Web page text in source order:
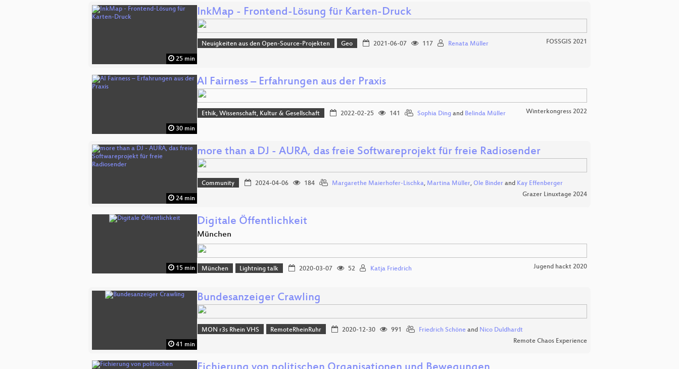
25 min
InkMap - Frontend-Lösung für Karten-Druck
Neuigkeiten aus den Open-Source-Projekten Geo 2021-06-07 117 Renata Müller FOSSGIS 2021
30 min
AI Fairness – Erfahrungen aus der Praxis
Ethik, Wissenschaft, Kultur & Gesellschaft 2022-02-25 141 Sophia Dingand Belinda Müller Winterkongress 2022
24 min
more than a DJ - AURA, das freie Softwareprojekt für freie Radiosender
Community 2024-04-06 184 Margarethe Maierhofer-Lischka, Martina Müller, Ole Binderand Kay Effenberger
Grazer Linuxtage 2024
15 min
Digitale Öffentlichkeit
München
München Lightning talk 2020-03-07 52 Katja Friedrich Jugend hackt 2020
41 min
Bundesanzeiger Crawling
MON r3s Rhein VHS RemoteRheinRuhr 2020-12-30 991 Friedrich Schöneand Nico Duldhardt
Remote Chaos Experience